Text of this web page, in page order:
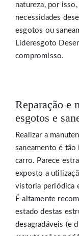
natureza, por
necessidades
esgotos ou
Líderesgoto
compromisso.
Reparação e
esgotos e
Realizar a
saneamento é tão
carro. Parece
exposto a
vistoria periódica
É altamente
estado destas
desagradáveis (e